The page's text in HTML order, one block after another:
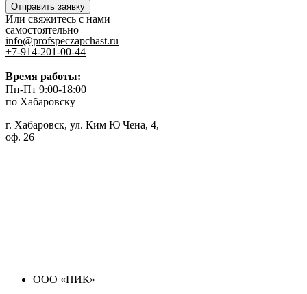
Отправить заявку
Или свяжитесь с нами
самостоятельно
info@profspeczapchast.ru
+7-914-201-00-44
Время работы:
Пн-Пт 9:00-18:00
по Хабаровску
г. Хабаровск, ул. Ким Ю Чена, 4,
оф. 26
ООО «ПИК»